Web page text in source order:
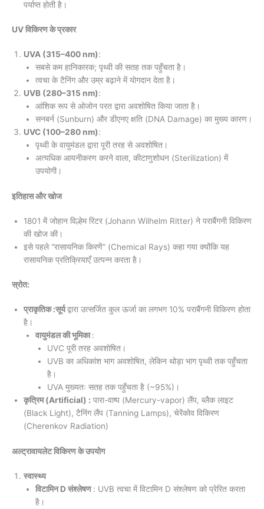
पर्याप्त होती है।
UV विकिरण के प्रकार
UVA (315–400 nm):
सबसे कम हानिकारक; पृथ्वी की सतह तक पहुँचता है।
त्वचा के टैनिंग और उम्र बढ़ाने में योगदान देता है।
UVB (280–315 nm):
आंशिक रूप से ओजोन परत द्वारा अवशोषित किया जाता है।
सनबर्न (Sunburn) और डीएनए क्षति (DNA Damage) का मुख्य कारण।
UVC (100–280 nm):
पृथ्वी के वायुमंडल द्वारा पूरी तरह से अवशोषित।
अत्यधिक आयनीकरण करने वाला, कीटाणुशोधन (Sterilization) में
उपयोगी।
इतिहास और खोज
1801 में जोहान विल्हेम रिटर (Johann Wilhelm Ritter) ने पराबैंगनी विकिरण
की खोज की।
इसे पहले “रासायनिक किरणें” (Chemical Rays) कहा गया क्योंकि यह
रासायनिक प्रतिक्रियाएँ उत्पन्न करता है।
स्रोत:
प्राकृतिक :सूर्यद्वारा उत्सर्जित कुल ऊर्जा का लगभग 10% पराबैंगनी विकिरण होता
है।
वायुमंडल की भूमिका:
UVC पूरी तरह अवशोषित।
UVB का अधिकांश भाग अवशोषित, लेकिन थोड़ा भाग पृथ्वी तक पहुँचता
है।
UVA मुख्यतः सतह तक पहुँचता है (~95%)।
कृत्रिम (Artificial) : पारा-वाष्प (Mercury-vapor) लैंप, ब्लैक लाइट
(Black Light), टैनिंग लैंप (Tanning Lamps), चेरेंकोव विकिरण
(Cherenkov Radiation)
अल्ट्रावायलेट विकिरण के उपयोग
स्वास्थ्य
विटामिन D संश्लेषण: UVB त्वचा में विटामिन D संश्लेषण को प्रेरित करता
है।